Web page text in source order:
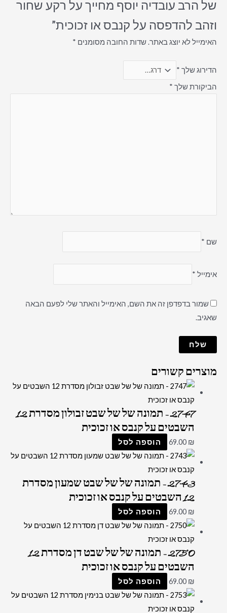
של הרב עובדיה יוסף מחייך על רקע שחור
וזהב להדפסה על קנבס או זכוכית”
האימייל לא יוצג באתר.שדות החובה מסומנים *
הדירוג שלך *
הביקורת שלך *
שם *
אימייל *
שמור בדפדפן זה את השם, האימייל והאתר שלי לפעם הבאה
שאגיב.
מוצרים קשורים
2747 – תמונה של של שבט זבולון מסדרת 12
השבטים על קנבס או זכוכית
69.00 ₪ הוספה לסל
2743 – תמונה של של שבט שמעון מסדרת
12 השבטים על קנבס או זכוכית
69.00 ₪ הוספה לסל
2750 – תמונה של של שבט דן מסדרת 12
השבטים על קנבס או זכוכית
69.00 ₪ הוספה לסל